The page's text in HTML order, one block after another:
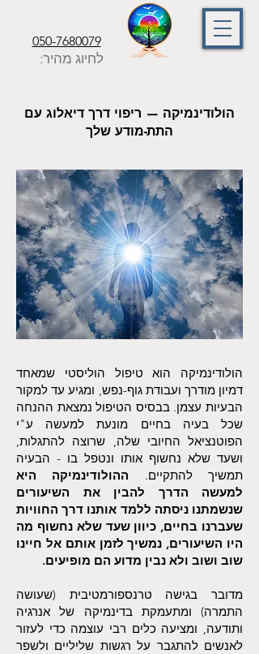
לחיוג מהיר:
050-7680079
הולודינמיקה — ריפוי דרך דיאלוג עם
התת-מודע שלך
הולודינמיקה הוא טיפול הוליסטי שמאחד
דמיון מודרך ועבודת גוף-נפש, ומגיע עד למקור
הבעיות עצמן.בבסיס הטיפול נמצאת ההנחה
שכל בעיה בחיים מונעת למעשה ע"י
הפוטנציאל החיובי שלה, שרוצה להתגלות,
ושעד שלא נחשוף אותו ונטפל בו - הבעיה
תמשיך להתקיים. ההולודינמיקה היא
למעשה הדרך להבין את השיעורים
שנשמתנו ניסתה ללמד אותנו דרך החוויות
שעברנו בחיים, כיוון שעד שלא נחשוף מה
היו השיעורים, נמשיך לזמן אותם אל חיינו
שוב ושוב ולא נבין מדוע הם מופיעים.
מדובר בגישה טרנספורמטיבית (שעושה
התמרה) ומתעמקת בדינמיקה של אנרגיה
ותודעה, ומציעה כלים רבי עוצמה כדי לעזור
לאנשים להתגבר על רגשות שליליים ולשפר